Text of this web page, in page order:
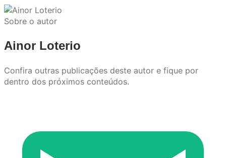
Sobre o autor
Ainor Loterio
Confira outras publicações deste autor e fique por
dentro dos próximos conteúdos.